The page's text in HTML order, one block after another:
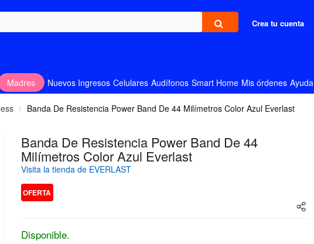
Crea tu cuenta
Madres Nuevos Ingresos Celulares Audífonos Smart Home Mis órdenes Ayuda
Banda De Resistencia Power Band De 44 Milímetros Color Azul Everlast
Banda De Resistencia Power Band De 44
Milímetros Color Azul Everlast
Visita la tienda de EVERLAST
OFERTA
Disponible.